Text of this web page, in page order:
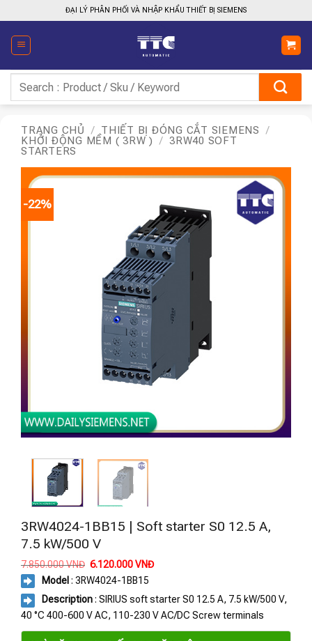
qua
nội
dung
ĐẠI LÝ PHÂN PHỐI VÀ NHẬP KHẨU THIẾT BỊ SIEMENS
kiếm:
TRANG CHỦ / THIẾT BỊ ĐÓNG CẮT SIEMENS
/
KHỞI ĐỘNG MỀM ( 3RW )
/ 3RW40 SOFT
STARTERS
-22%
3RW4024-1BB15 | Soft starter S0 12.5 A,
7.5 kW/500 V
7.850.000VNĐ Giá
là:
7.850.000 VNĐ.
6.120.000VNĐGiá
6.120.000 VNĐ.
Model : 3RW4024-1BB15
Description: SIRIUS soft starter S0 12.5 A, 7.5 kW/500 V,
40 °C 400-600 V AC, 110-230 V AC/DC Screw terminals